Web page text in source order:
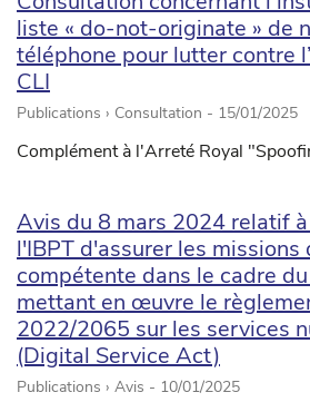
liste « do-not-originate » de
téléphone pour lutter contre
CLI
Publications › Consultation - 15/01/2025
Complément à l'Arreté Royal
Avis du 8 mars 2024 relatif
l'IBPT d'assurer les missions
compétente dans le cadre
mettant en œuvre le
2022/2065 sur les services
(Digital Service Act)
Publications › Avis - 10/01/2025